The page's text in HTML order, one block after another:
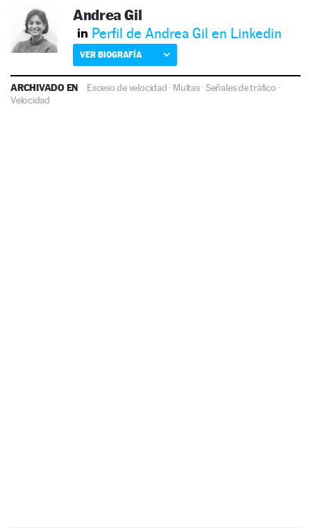
Andrea Gil
Perfil de Andrea Gil en Linkedin
VER BIOGRAFÍA
ARCHIVADO EN Exceso de velocidad · Multas·Señales de tráfico ·
Velocidad